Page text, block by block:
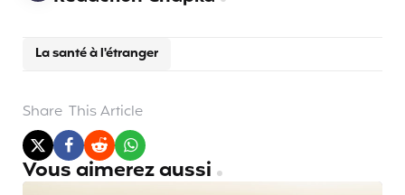
La santé à l'étranger
Share This Article
Vous aimerez aussi